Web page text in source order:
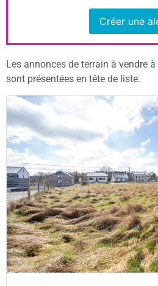
Créer une
Les annonces de terrain à vendre
sont présentées en tête de liste.